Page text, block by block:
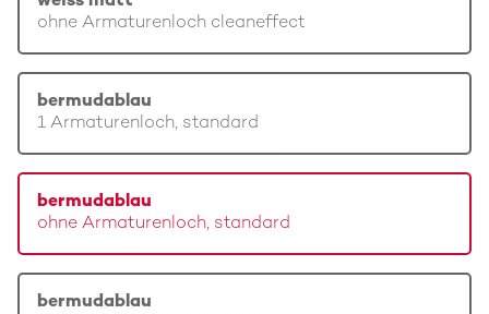
ohne Armaturenloch cleaneffect
bermudablau
1 Armaturenloch, standard
bermudablau
ohne Armaturenloch, standard
bermudablau